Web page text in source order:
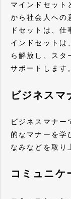
マインドセット
から社会人への
ドセットは、
インドセットは
ら解放し、スタ
サポートします
ビジネスマ
ビジネスマナー
的なマナーを学
なみなどを取り
コミュニケ